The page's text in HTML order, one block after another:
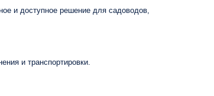
и доступное решение для садоводов,
и транспортировки.